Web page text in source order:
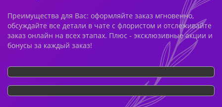
Преимущества для Вас: оформляйте заказ мгновенно,
обсуждайте все детали в чате с флористом и отслеживайте
заказ онлайн на всех этапах. Плюс - эксклюзивные акции и
бонусы за каждый заказ!